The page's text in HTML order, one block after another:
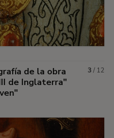
de la obra
de Inglaterra"
3 / 12